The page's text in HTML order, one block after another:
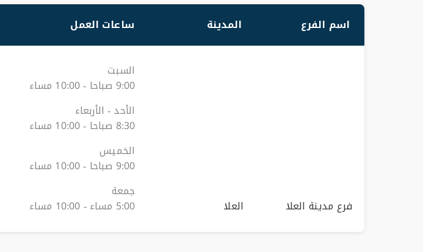
اسم الفرع المدينة ساعات العمل
فرع مدينة العلا العلا
السبت
9:00 صباحا - 10:00 مساء
الأحد - الأربعاء
8:30 صباحا - 10:00 مساء
الخميس
9:00 صباحا - 10:00 مساء
جمعة
5:00 مساء - 10:00 مساء